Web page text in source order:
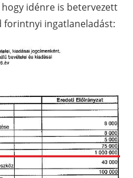
idénre is betervezett
forintnyi ingatlaneladást: